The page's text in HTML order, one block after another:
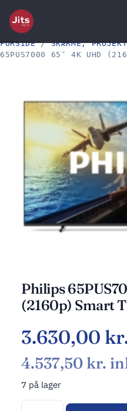
FORSIDE/SKÆRME,
65PUS7000 65″ 4K UHD
Philips
(2160p) Smart
3.630,00
4.537,50 kr.
7 på lager